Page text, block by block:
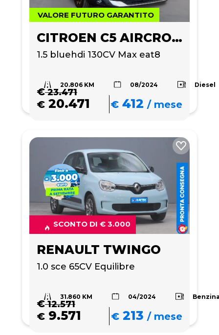
VALORE FUTURO GARANTITO
CITROEN C5 AIRCROSS
1.5 bluehdi 130CV Max eat8
20.806 KM 08/2024 Diesel
€23.471
€ 20.471 € 412 /mese
SCONTO DI € 3.000
RENAULT TWINGO
1.0 sce 65CV Equilibre
31.860 KM 04/2024
€12.571
€ 9.571 € 213 /mese